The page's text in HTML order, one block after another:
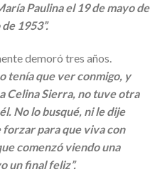
Paulina el 19 de mayo de
1953”.
demoró tres años.
tenía que ver conmigo, y
Celina Sierra, no tuve otra
No lo busqué, ni le dije
forzar para que viva con
comenzó viendo una
un final feliz”.